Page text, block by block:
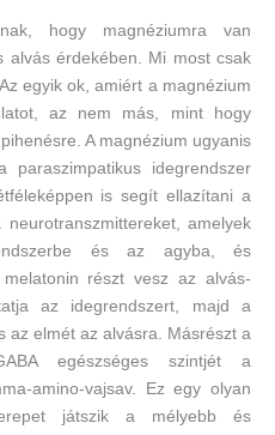
hogy magnéziumra van
alvás érdekében. Mi most csak
egyik ok, amiért a magnézium
az nem más, mint hogy
A magnézium ugyanis
idegrendszer
is segít ellazítani a
amelyek
és az agyba, és
részt vesz az alvás-
az idegrendszert, majd a
az elmét az alvásra. Másrészt a
egészséges szintjét a
amino-vajsav. Ez egy olyan
játszik a mélyebb és